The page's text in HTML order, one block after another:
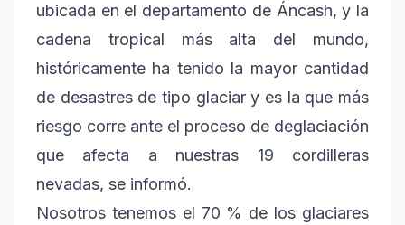
ubicada en el departamento de Áncash, y la
cadena tropical más alta del mundo,
históricamente ha tenido la mayor cantidad
de desastres de tipo glaciar y es la que más
riesgo corre ante el proceso de deglaciación
que afecta a nuestras 19 cordilleras
nevadas, se informó.
Nosotros tenemos el 70 % de los glaciares